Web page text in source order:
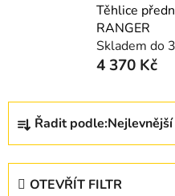
Těhlice
RANGER
Skladem do
4 370 Kč
Ř
z
Řadit podle:Nejlevnější
OTEVŘÍT FILTR